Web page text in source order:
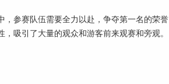
，参赛队伍需要全力以赴，争夺第一名的荣誉
，吸引了大量的观众和游客前来观赛和旁观。